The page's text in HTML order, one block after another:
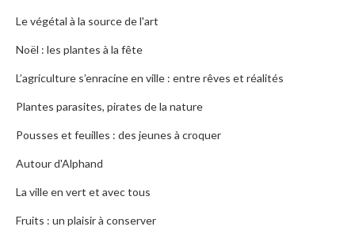
Le végétal à la source de l'art
Noël : les plantes à la fête
L’agriculture s’enracine en ville : entre rêves et réalités
Plantes parasites, pirates de la nature
Pousses et feuilles : des jeunes à croquer
Autour d'Alphand
La ville en vert et avec tous
Fruits : un plaisir à conserver